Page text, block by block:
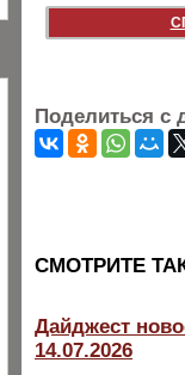
Поделиться с
CМОТРИТЕ
Дайджест
14.07.2026